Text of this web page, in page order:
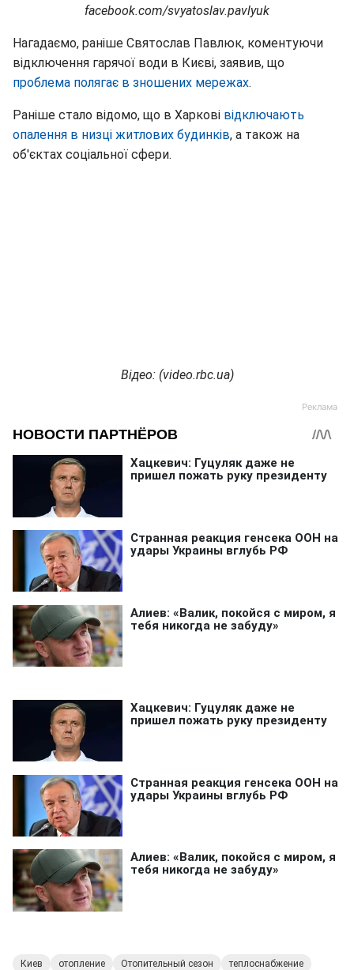
facebook.com/svyatoslav.pavlyuk
Нагадаємо, раніше Святослав Павлюк, коментуючи
відключення гарячої води в Києві, заявив, що
проблема полягає в зношених мережах.
Раніше стало відомо, що в Харкові відключають
опалення в низці житлових будинків, а також на
об'єктах соціальної сфери.
Відео: (video.rbc.ua)
Киев отопление Отопительный сезон
теплоснабжение